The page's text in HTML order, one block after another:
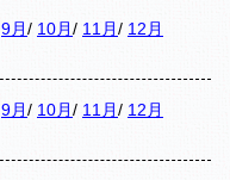
9月 / 10月 / 11月 / 12月
9月 / 10月 / 11月 / 12月